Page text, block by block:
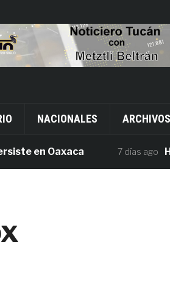
NACIONALES ARCHIVOS
en Oaxaca 7 días ago